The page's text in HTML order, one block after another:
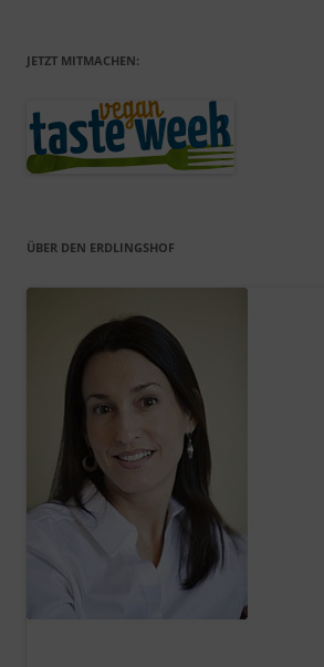
JETZT MITMACHEN:
ÜBER DEN ERDLINGSHOF